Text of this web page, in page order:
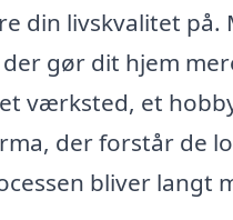
din livskvalitet
gør dit hjem
værksted, et
der forstår de
bliver langt